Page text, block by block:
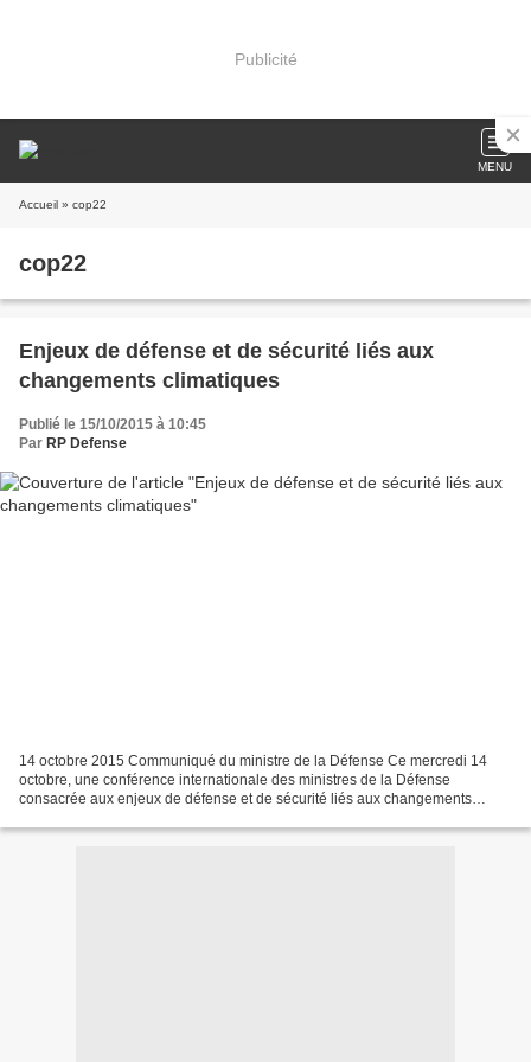
Publicité
MENU
Accueil » cop22
cop22
Enjeux de défense et de sécurité liés aux
changements climatiques
Publié le 15/10/2015 à 10:45
Par RP Defense
14 octobre 2015 Communiqué du ministre de la Défense Ce mercredi 14
octobre, une conférence internationale des ministres de la Défense
consacrée aux enjeux de défense et de sécurité liés aux changements